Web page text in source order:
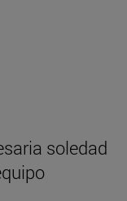
soledad